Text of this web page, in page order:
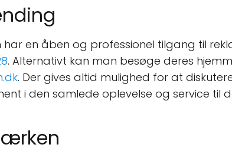
en åben og professionel tilgang til
. Alternativt kan man besøge deres
. Der gives altid mulighed for at
i den samlede oplevelse og service til